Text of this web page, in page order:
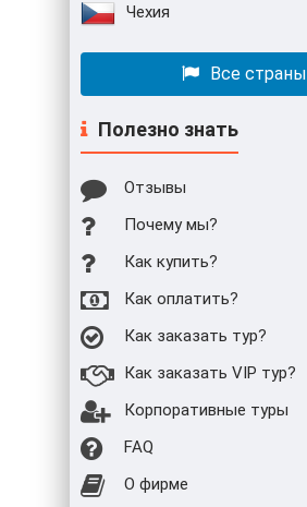
Чехия
Все страны
Полезно знать
Отзывы
Почему мы?
Как купить?
Как оплатить?
Как заказать тур?
Как заказать VIP тур?
Корпоративные туры
FAQ
О фирме